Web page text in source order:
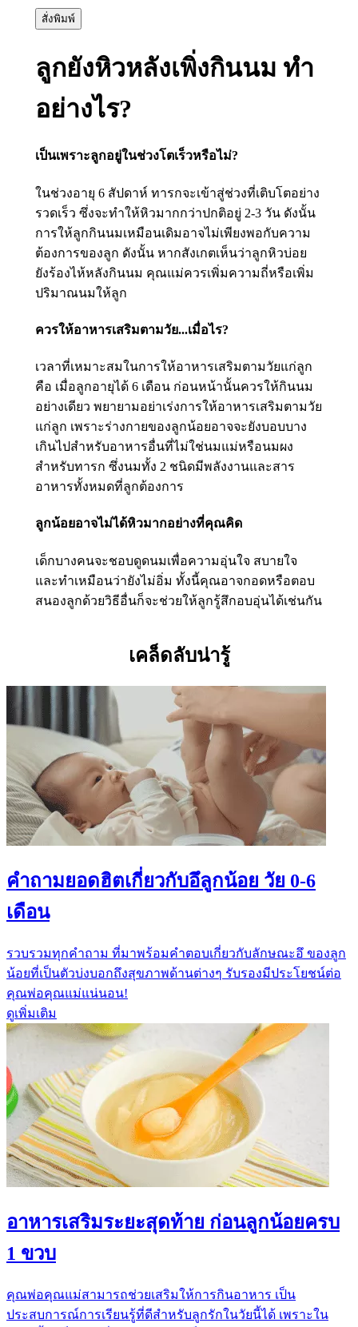
สั่งพิมพ์
ลูกยังหิวหลังเพิ่งกินนม ทำ
อย่างไร?
เป็นเพราะลูกอยู่ในช่วงโตเร็วหรือไม่?
ในช่วงอายุ 6 สัปดาห์ ทารกจะเข้าสู่ช่วงที่เติบโตอย่าง
รวดเร็ว ซึ่งจะทำให้หิวมากกว่าปกติอยู่ 2-3 วัน ดังนั้น
การให้ลูกกินนมเหมือนเดิมอาจไม่เพียงพอกับความ
ต้องการของลูก ดังนั้น หากสังเกตเห็นว่าลูกหิวบ่อย
ยังร้องไห้หลังกินนม คุณแม่ควรเพิ่มความถี่หรือเพิ่ม
ปริมาณนมให้ลูก
ควรให้อาหารเสริมตามวัย...เมื่อไร?
เวลาที่เหมาะสมในการให้อาหารเสริมตามวัยแก่ลูก
คือ เมื่อลูกอายุได้ 6 เดือน ก่อนหน้านั้นควรให้กินนม
อย่างเดียว พยายามอย่าเร่งการให้อาหารเสริมตามวัย
แก่ลูก เพราะร่างกายของลูกน้อยอาจจะยังบอบบาง
เกินไปสำหรับอาหารอื่นที่ไม่ใช่นมแม่หรือนมผง
สำหรับทารก ซึ่งนมทั้ง 2 ชนิดมีพลังงานและสาร
อาหารทั้งหมดที่ลูกต้องการ
ลูกน้อยอาจไม่ได้หิวมากอย่างที่คุณคิด
เด็กบางคนจะชอบดูดนมเพื่อความอุ่นใจ สบายใจ
และทำเหมือนว่ายังไม่อิ่ม ทั้งนี้คุณอาจกอดหรือตอบ
สนองลูกด้วยวิธีอื่นก็จะช่วยให้ลูกรู้สึกอบอุ่นได้เช่นกัน
เคล็ดลับน่ารู้
คำถามยอดฮิตเกี่ยวกับอึลูกน้อย วัย 0-6
เดือน
รวบรวมทุกคำถาม ที่มาพร้อมคำตอบเกี่ยวกับลักษณะอึ ของลูก
น้อยที่เป็นตัวบ่งบอกถึงสุขภาพด้านต่างๆ รับรองมีประโยชน์ต่อ
คุณพ่อคุณแม่แน่นอน!
ดูเพิ่มเติม
อาหารเสริมระยะสุดท้าย ก่อนลูกน้อยครบ
1 ขวบ
คุณพ่อคุณแม่สามารถช่วยเสริมให้การกินอาหาร เป็น
ประสบการณ์การเรียนรู้ที่ดีสำหรับลูกรักในวัยนี้ได้ เพราะใน